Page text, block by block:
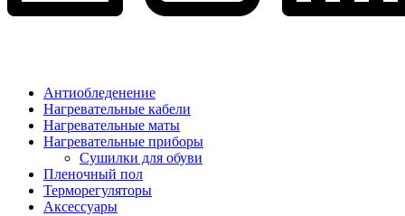
Антиобледенение
Нагревательные кабели
Нагревательные маты
Нагревательные приборы
Сушилки для обуви
Пленочный пол
Терморегуляторы
Аксессуары